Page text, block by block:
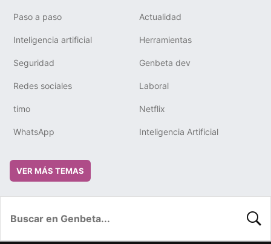
Paso a paso Actualidad
Inteligencia artificial Herramientas
Seguridad Genbeta dev
Redes sociales Laboral
timo Netflix
WhatsApp Inteligencia Artificial
VER MÁS TEMAS